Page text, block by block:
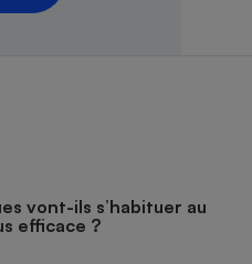
vont-ils s’habituer au
efficace ?